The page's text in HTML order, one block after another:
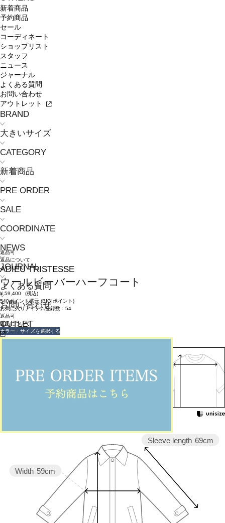
新着商品
予約商品
セール
コーディネート
ショップリスト
スタッフ
ニュース
ジャーナル
よくある質問
お問い合わせ
アウトレット
BRAND
大きいサイズ
CATEGORY
新着商品
PRE ORDER
SALE
COORDINATE
NEWS
JOURNAL
よくある質問
お問い合わせ
OUTLET
返品可
返品について
ADIEU TRISTESSE
ウールビーバーハーフコート
¥ 59,400
(税込)
540ポイント還元 (BIGIポイント)
お気に入りアイテム登録数： 54
返品可
返品について
カラー・サイズを選択する
Knee -6cm
Find out more on your body type
Sleeve length 69cm
Width 59cm